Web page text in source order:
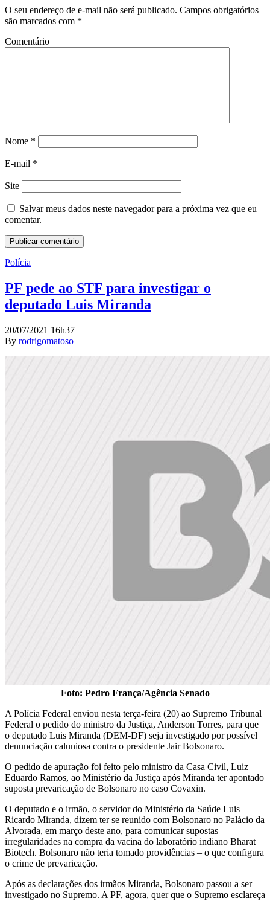
O seu endereço de e-mail não será publicado. Campos obrigatórios
são marcados com *
Comentário
Nome *
E-mail *
Site
Salvar meus dados neste navegador para a próxima vez que eu
comentar.
Polícia
PF pede ao STF para investigar o
deputado Luis Miranda
20/07/2021 16h37
By rodrigomatoso
Foto: Pedro França/Agência Senado
A Polícia Federal enviou nesta terça-feira (20) ao Supremo Tribunal
Federal o pedido do ministro da Justiça, Anderson Torres, para que
o deputado Luis Miranda (DEM-DF) seja investigado por possível
denunciação caluniosa contra o presidente Jair Bolsonaro.
O pedido de apuração foi feito pelo ministro da Casa Civil, Luiz
Eduardo Ramos, ao Ministério da Justiça após Miranda ter apontado
suposta prevaricação de Bolsonaro no caso Covaxin.
O deputado e o irmão, o servidor do Ministério da Saúde Luis
Ricardo Miranda, dizem ter se reunido com Bolsonaro no Palácio da
Alvorada, em março deste ano, para comunicar supostas
irregularidades na compra da vacina do laboratório indiano Bharat
Biotech. Bolsonaro não teria tomado providências – o que configura
o crime de prevaricação.
Após as declarações dos irmãos Miranda, Bolsonaro passou a ser
investigado no Supremo. A PF, agora, quer que o Supremo esclareça